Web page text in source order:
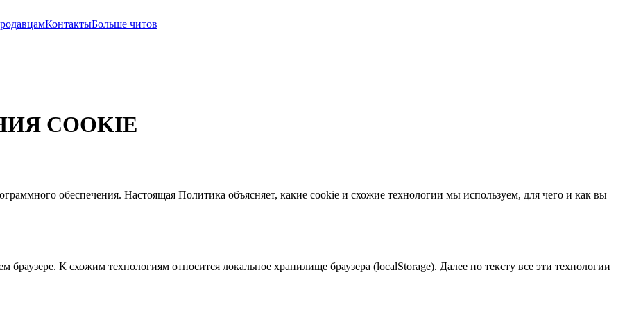
КонтактыБольше читов
COOKIE
обеспечения. Настоящая Политика объясняет, какие cookie и схожие технологии мы используем, для чего и как вы
К схожим технологиям относится локальное хранилище браузера (localStorage). Далее по тексту все эти технологии